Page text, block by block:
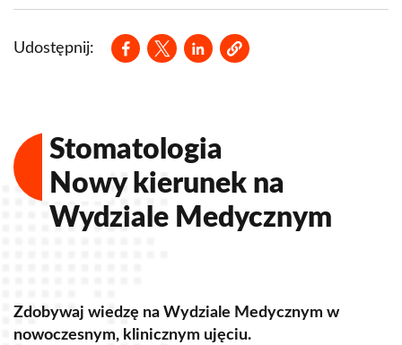
Udostępnij:
Opens in a new window
Opens in a new window
Opens in a new window
Stomatologia
Nowy kierunek na
Wydziale Medycznym
Zdobywaj wiedzę na Wydziale Medycznym w
nowoczesnym, klinicznym ujęciu.